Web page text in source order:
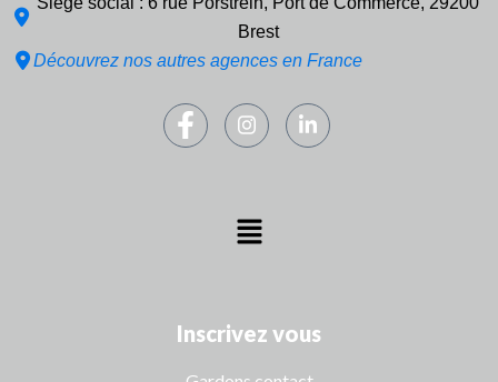
Brest
Découvrez nos autres agences en France
Inscrivez vous